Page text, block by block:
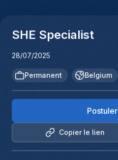
SHE Specialist
28/07/2025
Permanent Belgium
Copier le lien
Postuler